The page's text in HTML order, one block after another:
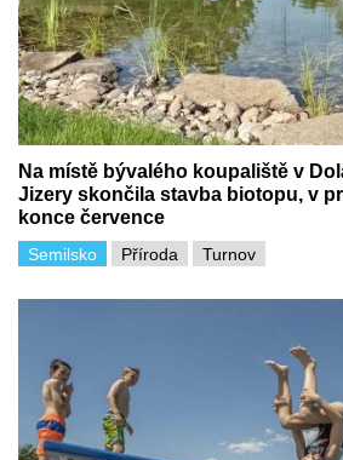
Na místě bývalého koupaliště v
Jizery skončila stavba biotopu, v
konce července
Příroda
Semilsko Turnov